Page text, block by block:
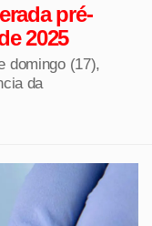
pré-
2025
domingo (17),
da